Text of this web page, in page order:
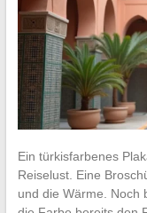
Ein türkisfarbenes
Reiselust. Eine
und die Wärme. Noch